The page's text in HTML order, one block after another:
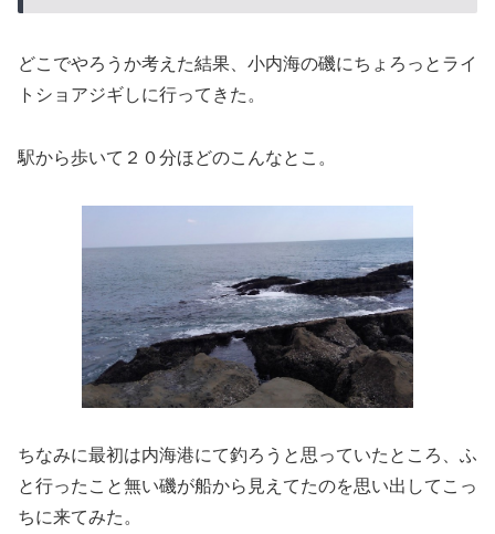
どこでやろうか考えた結果、小内海の磯にちょろっとライ
トショアジギしに行ってきた。
駅から歩いて２０分ほどのこんなとこ。
ちなみに最初は内海港にて釣ろうと思っていたところ、ふ
と行ったこと無い磯が船から見えてたのを思い出してこっ
ちに来てみた。